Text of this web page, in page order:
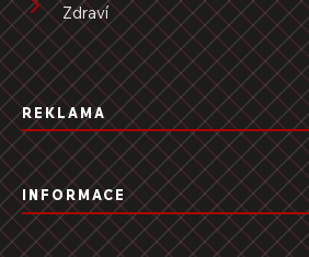
Zdraví
REKLAMA
INFORMACE